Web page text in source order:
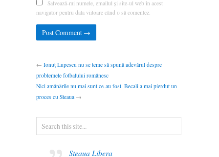
Salvează-mi numele, emailul și site-ul web în acest
navigator pentru data viitoare când o să comentez.
← Ionuț Lupescu nu se teme să spună adevărul despre
problemele fotbalului românesc
Nici amânările nu mai sunt ce-au fost. Becali a mai pierdut un
proces cu Steaua →
Steaua Libera